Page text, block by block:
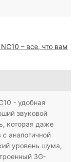
– все, что вам
- удобная
звуковой
которая даже
аналогичной
уровень шума,
3G-